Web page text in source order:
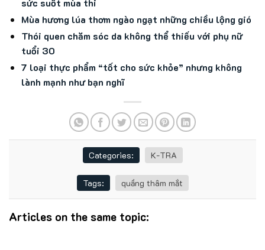
Mùa hương lúa thơm ngào ngạt những chiều lộng gió
Thói quen chăm sóc da không thể thiếu với phụ nữ
tuổi 30
7 loại thực phẩm “tốt cho sức khỏe” nhưng không
lành mạnh như bạn nghĩ
Categories: K-TRA
Tags: quầng thâm mắt
Articles on the same topic: